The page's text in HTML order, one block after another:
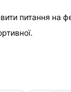
питання на